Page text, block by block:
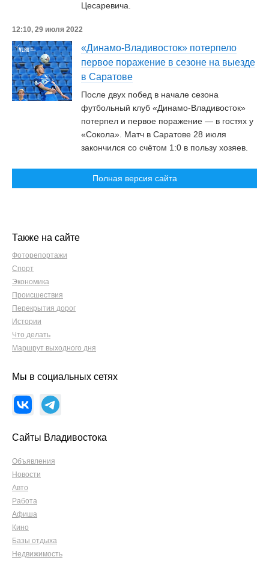
Цесаревича.
12:10, 29 июля 2022
«Динамо-Владивосток» потерпело
первое поражение в сезоне на выезде
в Саратове
После двух побед в начале сезона
футбольный клуб «Динамо-Владивосток»
потерпел и первое поражение — в гостях у
«Сокола». Матч в Саратове 28 июля
закончился со счётом 1:0 в пользу хозяев.
Полная версия сайта
Также на сайте
Фоторепортажи
Спорт
Экономика
Происшествия
Перекрытия дорог
Истории
Что делать
Маршрут выходного дня
Мы в социальных сетях
Сайты Владивостока
Объявления
Новости
Авто
Работа
Афиша
Кино
Базы отдыха
Недвижимость